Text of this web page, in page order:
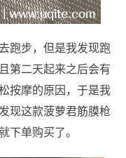
跑步，但是我发现跑
第二天起来之后会有
按摩的原因，于是我
现这款菠萝君筋膜枪
下单购买了。